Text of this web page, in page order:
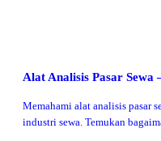
Alat Analisis Pasar Sewa
Memahami alat analisis pasar
industri sewa. Temukan